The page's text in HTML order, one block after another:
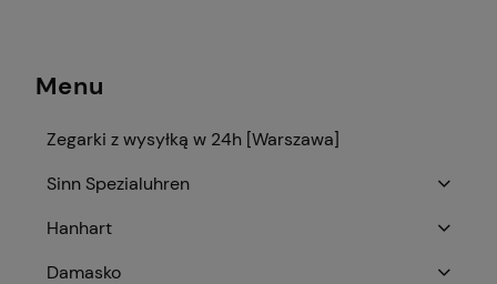
Menu
Zegarki z wysyłką w 24h [Warszawa]
Sinn Spezialuhren
Hanhart
Damasko